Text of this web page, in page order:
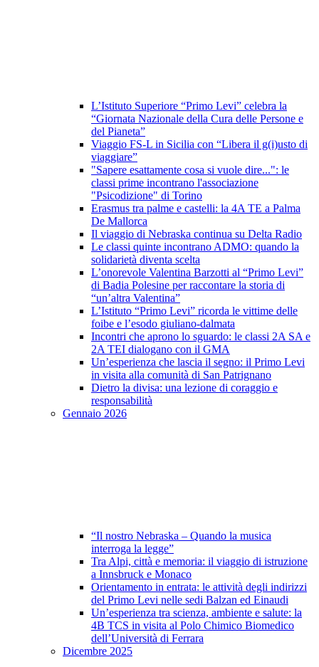
L’Istituto Superiore “Primo Levi” celebra la
“Giornata Nazionale della Cura delle Persone e
del Pianeta”
Viaggio FS-L in Sicilia con “Libera il g(i)usto di
viaggiare”
"Sapere esattamente cosa si vuole dire...": le
classi prime incontrano l'associazione
"Psicodizione" di Torino
Erasmus tra palme e castelli: la 4A TE a Palma
De Mallorca
Il viaggio di Nebraska continua su Delta Radio
Le classi quinte incontrano ADMO: quando la
solidarietà diventa scelta
L’onorevole Valentina Barzotti al “Primo Levi”
di Badia Polesine per raccontare la storia di
“un’altra Valentina”
L’Istituto “Primo Levi” ricorda le vittime delle
foibe e l’esodo giuliano-dalmata
Incontri che aprono lo sguardo: le classi 2A SA e
2A TEI dialogano con il GMA
Un’esperienza che lascia il segno: il Primo Levi
in visita alla comunità di San Patrignano
Dietro la divisa: una lezione di coraggio e
responsabilità
Gennaio 2026
“Il nostro Nebraska – Quando la musica
interroga la legge”
Tra Alpi, città e memoria: il viaggio di istruzione
a Innsbruck e Monaco
Orientamento in entrata: le attività degli indirizzi
del Primo Levi nelle sedi Balzan ed Einaudi
Un’esperienza tra scienza, ambiente e salute: la
4B TCS in visita al Polo Chimico Biomedico
dell’Università di Ferrara
Dicembre 2025